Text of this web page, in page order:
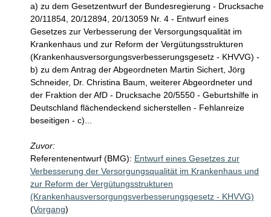
a) zu dem Gesetzentwurf der Bundesregierung - Drucksache
20/11854, 20/12894, 20/13059 Nr. 4 - Entwurf eines
Gesetzes zur Verbesserung der Versorgungsqualität im
Krankenhaus und zur Reform der Vergütungsstrukturen
(Krankenhausversorgungsverbesserungsgesetz - KHVVG) -
b) zu dem Antrag der Abgeordneten Martin Sichert, Jörg
Schneider, Dr. Christina Baum, weiterer Abgeordneter und
der Fraktion der AfD - Drucksache 20/5550 - Geburtshilfe in
Deutschland flächendeckend sicherstellen - Fehlanreize
beseitigen - c)...
Zuvor:
Referentenentwurf (BMG): Entwurf eines Gesetzes zur
Verbesserung der Versorgungsqualität im Krankenhaus und
zur Reform der Vergütungsstrukturen
(Krankenhausversorgungsverbesserungsgesetz - KHVVG)
(Vorgang)